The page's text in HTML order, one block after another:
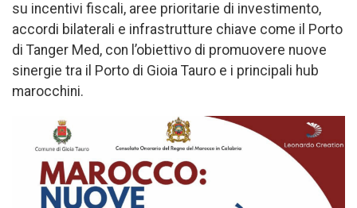
su incentivi fiscali, aree prioritarie di investimento,
accordi bilaterali e infrastrutture chiave come il Porto
di Tanger Med, con l’obiettivo di promuovere nuove
sinergie tra il Porto di Gioia Tauro e i principali hub
marocchini.